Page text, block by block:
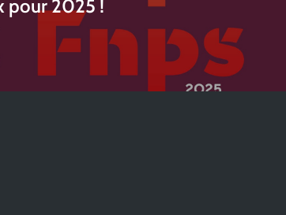
pour 2025 !